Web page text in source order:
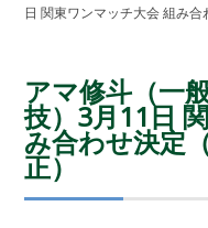
日 関東ワンマッチ大会 組み
アマ修斗（一
技）3月11日
み合わせ決定
正）